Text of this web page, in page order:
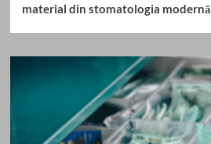
material din stomatologia modernă